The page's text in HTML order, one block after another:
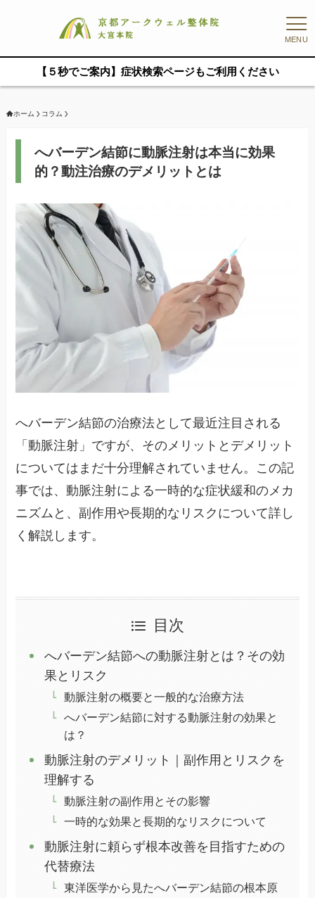
MENU
【５秒でご案内】症状検索ページもご利用ください
ホーム コラム
へバーデン結節に動脈注射は本当に効果
的？動注治療のデメリットとは
へバーデン結節の治療法として最近注目される
「動脈注射」ですが、そのメリットとデメリット
についてはまだ十分理解されていません。この記
事では、動脈注射による一時的な症状緩和のメカ
ニズムと、副作用や長期的なリスクについて詳し
く解説します。
目次
へバーデン結節への動脈注射とは？その効
果とリスク
動脈注射の概要と一般的な治療方法
へバーデン結節に対する動脈注射の効果と
は？
動脈注射のデメリット｜副作用とリスクを
理解する
動脈注射の副作用とその影響
一時的な効果と長期的なリスクについて
動脈注射に頼らず根本改善を目指すための
代替療法
東洋医学から見たへバーデン結節の根本原